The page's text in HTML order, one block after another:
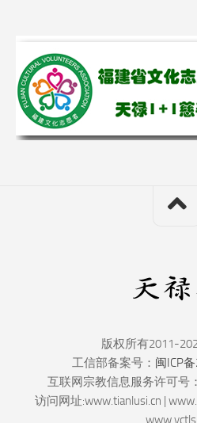
版权所有2011-
工信部备案号： 闽ICP
互联网宗教信息服务许可号
访问网址:www.tianlusi.cn |